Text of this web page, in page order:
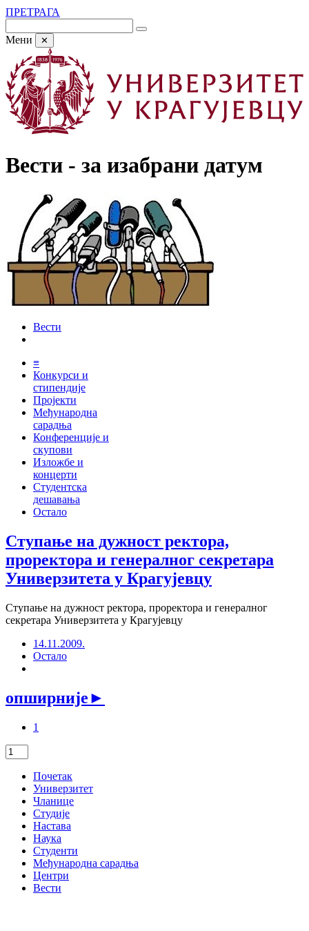
ПРЕТРАГА
Мени ✕
Вести - за изабрани датум
Вести
≡
Конкурси и
стипендије
Пројекти
Међународна
сарадња
Конференције и
скупови
Изложбе и
концерти
Студентска
дешавања
Остало
Ступање на дужност ректора,
проректора и генералног секретара
Универзитета у Крагујевцу
Ступање на дужност ректора, проректора и генералног
секретара Универзитета у Крагујевцу
14.11.2009.
Остало
опширније►
1
Почетак
Универзитет
Чланице
Студије
Настава
Наука
Студенти
Међународна сарадња
Центри
Вести